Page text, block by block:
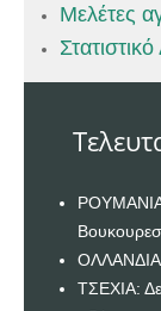
Μελέτες
ΟΛΛΑΝΔΙΑ:
ΤΣΕΧΙΑ: